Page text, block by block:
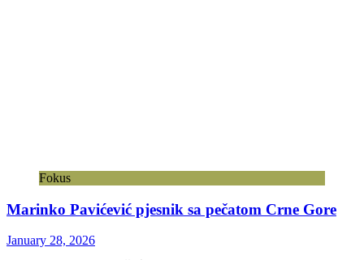
Fokus
Marinko Pavićević pjesnik sa pečatom Crne Gore
January 28, 2026